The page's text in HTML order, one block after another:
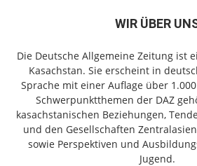
WIR ÜBER
Die Deutsche Allgemeine Zeitung ist
Kasachstan. Sie erscheint in
Sprache mit einer Auflage über
Schwerpunktthemen der DAZ
kasachstanischen Beziehungen,
und den Gesellschaften
sowie Perspektiven und
Jugend.